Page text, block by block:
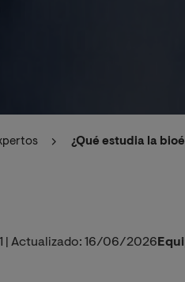
¿Qué estudia la
Actualizado: 16/06/2026